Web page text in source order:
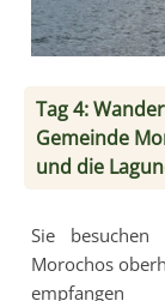
Tag 4:
Gemeinde
und die
Sie
Morochos